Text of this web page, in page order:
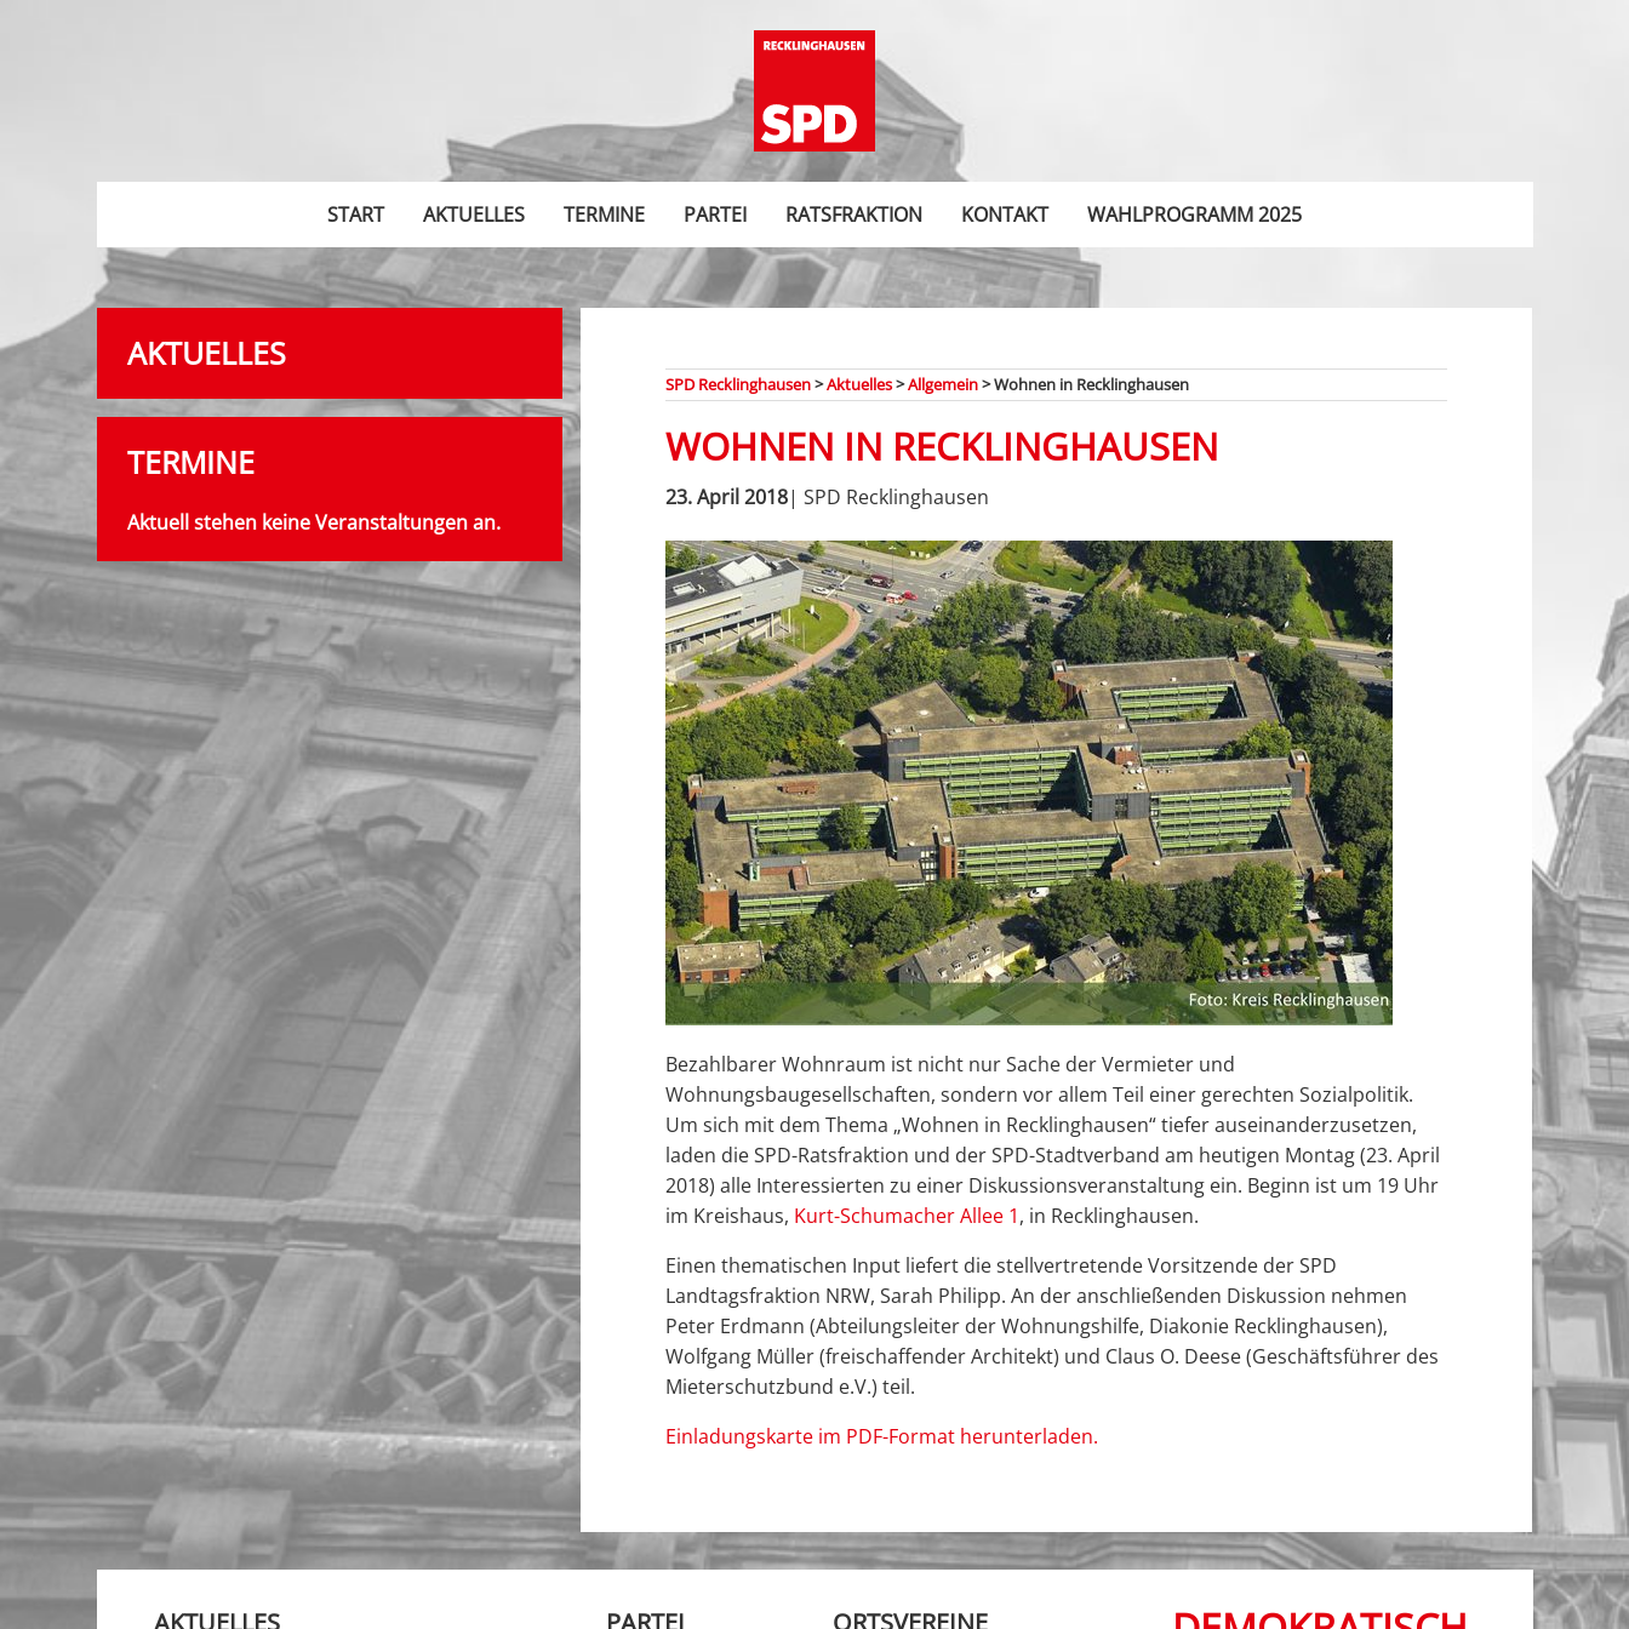
START AKTUELLES TERMINE PARTEI RATSFRAKTION KONTAKT WAHLPROGRAMM 2025
AKTUELLES
TERMINE
Aktuell stehen keine Veranstaltungen an.
SPD Recklinghausen>Aktuelles>Allgemein>Wohnen in Recklinghausen
WOHNEN IN RECKLINGHAUSEN
23. April 2018| SPD Recklinghausen
Bezahlbarer Wohnraum ist nicht nur Sache der Vermieter und
Wohnungsbaugesellschaften, sondern vor allem Teil einer gerechten Sozialpolitik.
Um sich mit dem Thema „Wohnen in Recklinghausen“ tiefer auseinanderzusetzen,
laden die SPD-Ratsfraktion und der SPD-Stadtverband am heutigen Montag (23. April
2018) alle Interessierten zu einer Diskussionsveranstaltung ein. Beginn ist um 19 Uhr
im Kreishaus, Kurt-Schumacher Allee 1, in Recklinghausen.
Einen thematischen Input liefert die stellvertretende Vorsitzende der SPD
Landtagsfraktion NRW, Sarah Philipp. An der anschließenden Diskussion nehmen
Peter Erdmann (Abteilungsleiter der Wohnungshilfe, Diakonie Recklinghausen),
Wolfgang Müller (freischaffender Architekt) und Claus O. Deese (Geschäftsführer des
Mieterschutzbund e.V.) teil.
Einladungskarte im PDF-Format herunterladen.